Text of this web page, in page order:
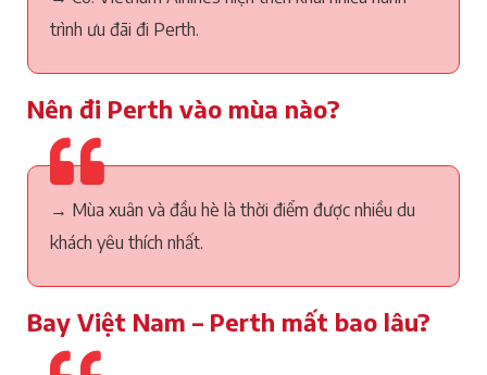
trình ưu đãi đi Perth.
Nên đi Perth vào mùa nào?
→ Mùa xuân và đầu hè là thời điểm được nhiều du
khách yêu thích nhất.
Bay Việt Nam – Perth mất bao lâu?